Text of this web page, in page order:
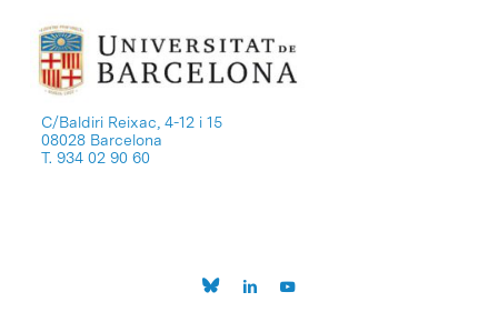
C/Baldiri Reixac, 4-12 i 15
08028 Barcelona
T. 934 02 90 60